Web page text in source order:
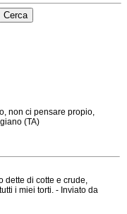
non ci pensare propio,
(TA)
dette di cotte e crude,
i miei torti. - Inviato da